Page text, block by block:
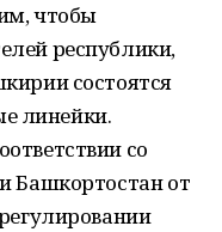
чтобы
республики,
состоятся
линейки.
со
Башкортостан от